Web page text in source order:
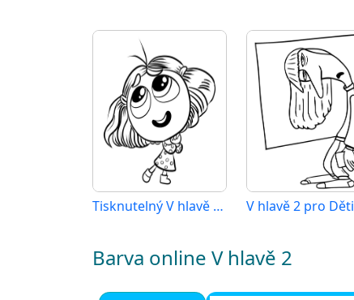
Tisknutelný V hlavě 2 Obrázek V hlavě 2 pro Děti
Barva online V hlavě 2